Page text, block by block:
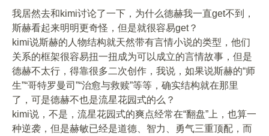
我居然去和kimi讨论了一下，为什么德赫我一直get不到，
斯赫看起来明明更奇怪，但是就很容易get？
kimi说斯赫的人物结构就天然带有言情小说的类型，他们
关系的框架很容易扭一扭成为可以成立的言情故事，但是
德赫不太行，得靠很多二次创作，我说，如果说斯赫的“师
生”“哥特罗曼司”“治愈与救赎”等等，确实结构就在那里
了，可是德赫不也是流星花园式的么？
kimi说，不是，流星花园式的爽点经常在“翻盘”上，也算一
种逆袭，但是赫敏已经是道德、智力、勇气三重顶配，而